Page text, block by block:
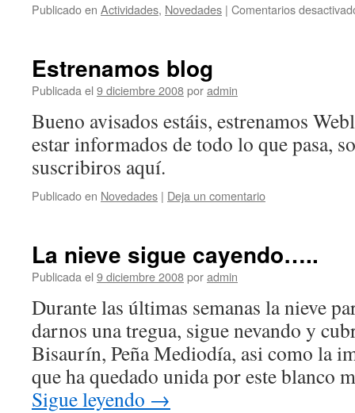
Publicado en Actividades, Novedades | Comentarios
Estrenamos blog
Publicada el 9 diciembre 2008poradmin
Bueno avisados estáis, estrenamos
estar informados de todo lo que pasa,
suscribiros aquí.
Publicado en Novedades | Deja un comentario
La nieve sigue cayendo…..
Publicada el 9 diciembre 2008poradmin
Durante las últimas semanas la nieve
darnos una tregua, sigue nevando y
Bisaurín, Peña Mediodía, asi como la
que ha quedado unida por este blanco
Sigue leyendo →